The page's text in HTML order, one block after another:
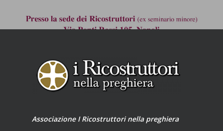
Associazione I Ricostruttori nella preghiera